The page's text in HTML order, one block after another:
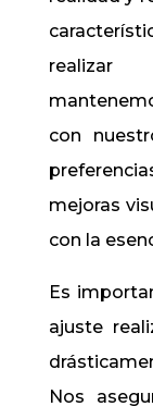
realizar
con
mejoras
con la
Es
ajuste
Nos